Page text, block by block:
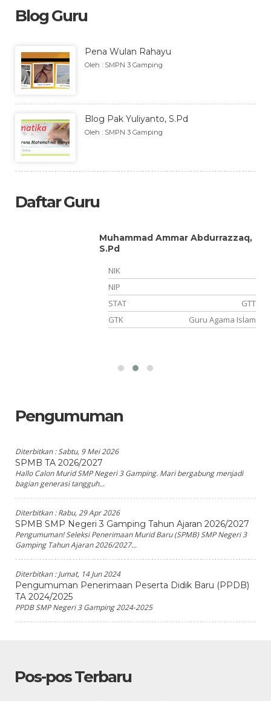
Blog Guru
Pena Wulan Rahayu
Oleh : SMPN 3 Gamping
Blog Pak Yuliyanto, S.Pd
Oleh : SMPN 3 Gamping
Daftar Guru
Muhammad Ammar Abdurrazzaq,
S.Pd
NIK
NIP
STAT
GTT
GTK
Guru Agama Islam
Pengumuman
Diterbitkan :Sabtu, 9 Mei 2026
SPMB TA 2026/2027
Hallo Calon Murid SMP Negeri 3 Gamping. Mari bergabung menjadi
bagian generasi tangguh...
Diterbitkan :Rabu, 29 Apr 2026
SPMB SMP Negeri 3 Gamping Tahun Ajaran 2026/2027
Pengumuman! Seleksi Penerimaan Murid Baru (SPMB) SMP Negeri 3
Gamping Tahun Ajaran 2026/2027...
Diterbitkan :Jumat, 14 Jun 2024
Pengumuman Penerimaan Peserta Didik Baru (PPDB)
TA 2024/2025
PPDB SMP Negeri 3 Gamping 2024-2025
Pos-pos Terbaru